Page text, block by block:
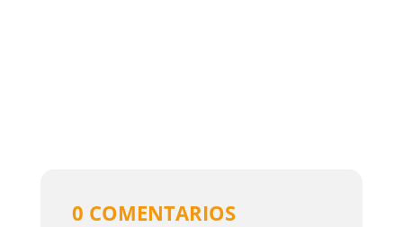
0 COMENTARIOS